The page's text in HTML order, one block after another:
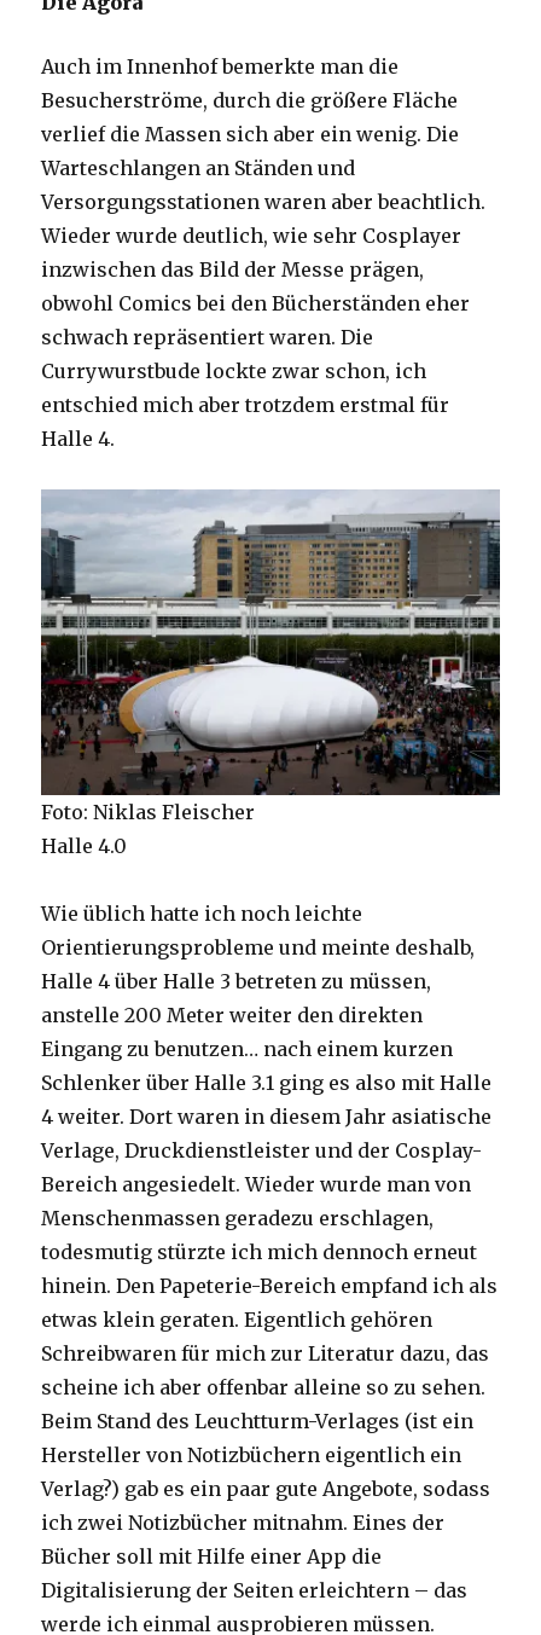
Auch im Innenhof bemerkte man die
Besucherströme, durch die größere Fläche
verlief die Massen sich aber ein wenig. Die
Warteschlangen an Ständen und
Versorgungsstationen waren aber beachtlich.
Wieder wurde deutlich, wie sehr Cosplayer
inzwischen das Bild der Messe prägen,
obwohl Comics bei den Bücherständen eher
schwach repräsentiert waren. Die
Currywurstbude lockte zwar schon, ich
entschied mich aber trotzdem erstmal für
Halle 4.
Foto: Niklas Fleischer
Halle 4.0
Wie üblich hatte ich noch leichte
Orientierungsprobleme und meinte deshalb,
Halle 4 über Halle 3 betreten zu müssen,
anstelle 200 Meter weiter den direkten
Eingang zu benutzen… nach einem kurzen
Schlenker über Halle 3.1 ging es also mit Halle
4 weiter. Dort waren in diesem Jahr asiatische
Verlage, Druckdienstleister und der Cosplay-
Bereich angesiedelt. Wieder wurde man von
Menschenmassen geradezu erschlagen,
todesmutig stürzte ich mich dennoch erneut
hinein. Den Papeterie-Bereich empfand ich als
etwas klein geraten. Eigentlich gehören
Schreibwaren für mich zur Literatur dazu, das
scheine ich aber offenbar alleine so zu sehen.
Beim Stand des Leuchtturm-Verlages (ist ein
Hersteller von Notizbüchern eigentlich ein
Verlag?) gab es ein paar gute Angebote, sodass
ich zwei Notizbücher mitnahm. Eines der
Bücher soll mit Hilfe einer App die
Digitalisierung der Seiten erleichtern – das
werde ich einmal ausprobieren müssen.